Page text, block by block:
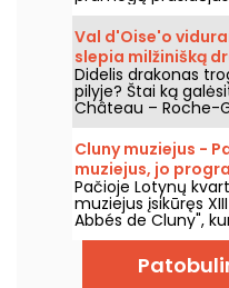
metams? Jei taip,
muziejų Paryžiuje
vaikais galėtumėte
dalykų!
Val d'Oise'o
slepia milžinišką
Didelis drakonas
pilyje? Štai ką
Château – Roche-
šiuolaikinio meno
m. birželio 20 d. iki
Cluny muziejus -
muziejus, jo
vertybės
Pačioje Lotynų
muziejus įsikūręs
Abbés de Cluny",
senesni meno
Paryžiaus